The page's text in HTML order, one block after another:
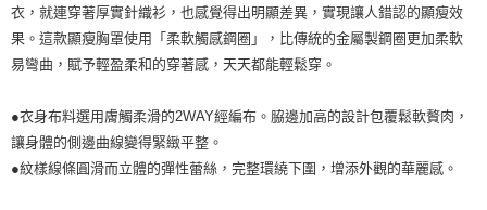
衣，就連穿著厚實針織衫，也感覺得出明顯差異，實現讓人錯認的顯瘦效
果。這款顯瘦胸罩使用「柔軟觸感鋼圈」，比傳統的金屬製鋼圈更加柔軟
易彎曲，賦予輕盈柔和的穿著感，天天都能輕鬆穿。
●衣身布料選用膚觸柔滑的2WAY經編布。脇邊加高的設計包覆鬆軟贅肉，
讓身體的側邊曲線變得緊緻平整。
●紋樣線條圓滑而立體的彈性蕾絲，完整環繞下圍，增添外觀的華麗感。